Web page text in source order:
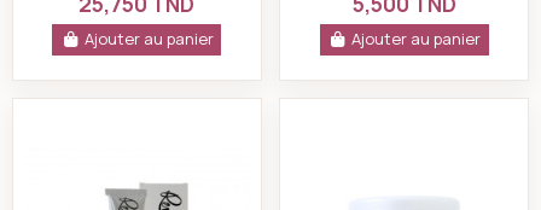
Ajouter au panier Ajouter au panier